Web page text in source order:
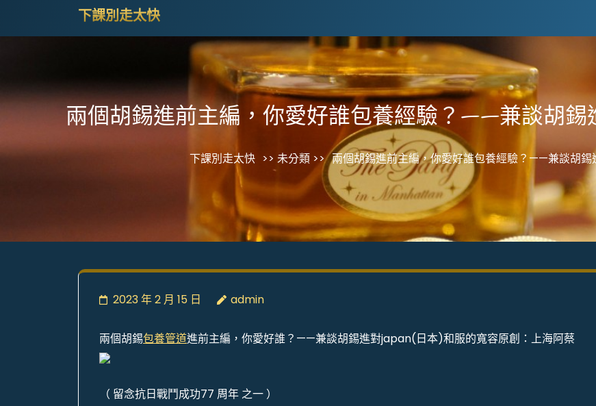
Enter)
下課別走太快
兩個胡錫進前主編，你愛好誰包養經驗？——兼談胡錫
下課別走太快 >> 未分類 >> 兩個胡錫進前主編，你愛好誰包養經驗？——兼談胡
2023 年 2 月 15 日 admin
兩個胡錫包養管道進前主編，你愛好誰？——兼談胡錫進對japan(日本)和服的寬容原創：上海阿蔡
（ 留念抗日戰鬥成功77 周年 之一 ）